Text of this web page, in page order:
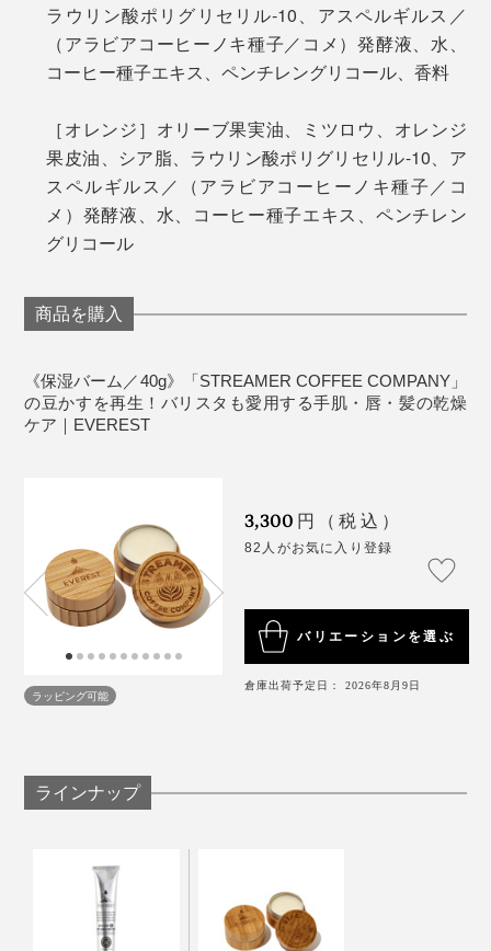
コーヒーの豆かすに米麹を混ぜて発酵させることで、
100％液状に。飲むことも、お菓子の原料として食べる
こともできるコーヒー発酵液に生まれ変わるのです。
さらに、ザラザラとした微粉が残らないよう、なめらか
なテクスチャーへと改良を重ね、肌なじみのよさを追
求。
日本初となる、コーヒー豆かすからアップサイクルした
コスメの誕生が実現したのです。
もちろんその原料には、「STREAMER COFFEE
COMPANY SHIBUYA」の店舗で捨てられるはずだった
発酵させたことで、コーヒー本来の成分よりも保湿力を
向上させながら、べたつかず、とろけるようなテクスチ
ほっとひと息つきたい時は「コーヒー」、リフレッシュ
したい時は「オレンジ」と、気分で使い分けたくなる心
湿や、リップバームとしても優秀。
感、ツヤ感を出ししたい時に最適です。
史さん。つい飲み過ぎちゃう時は、このバームやハンド
ているんだとか。
まさに、“手肌にコーヒーブレイク”ですね。
ラウリン酸ポリグリセリル-10、アスペルギルス／
（アラビアコーヒーノキ種子／コメ）発酵液、水、
コーヒー種子エキス、ペンチレングリコール、香料
［オレンジ］オリーブ果実油、ミツロウ、オレンジ
果皮油、シア脂、ラウリン酸ポリグリセリル-10、ア
スペルギルス／（アラビアコーヒーノキ種子／コ
メ）発酵液、水、コーヒー種子エキス、ペンチレン
グリコール
商品を購入
《保湿バーム／40g》「STREAMER COFFEE COMPANY」
の豆かすを再生！バリスタも愛用する手肌・唇・髪の乾燥
ケア｜EVEREST
ラッピング可能
3,300 円（税込）
82人がお気に入り登録
バリエーションを選ぶ
倉庫出荷予定日： 2026年8月9日
ラインナップ